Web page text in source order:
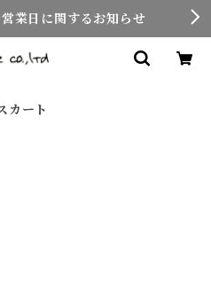
営業日に関するお知らせ
カート